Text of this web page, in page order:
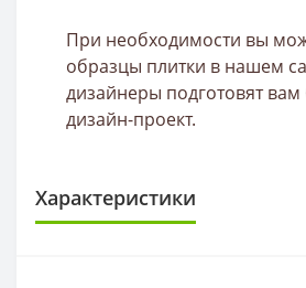
При необходимости вы
образцы плитки в нашем
дизайнеры подготовят
дизайн-проект.
Характеристики